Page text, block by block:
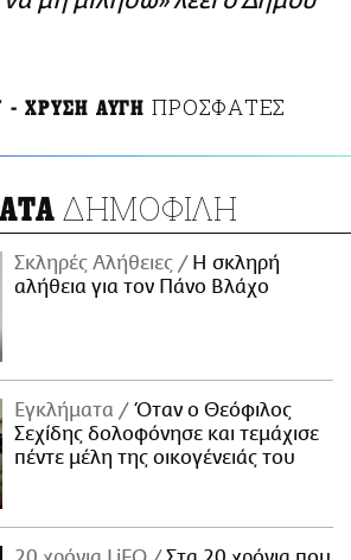
- ΧΡΥΣΗ ΑΥΓΗ ΠΡΟΣΦΑΤΕΣ
ΔΗΜΟΦΙΛΗ
Σκληρές Αλήθειες
H σκληρή
αλήθεια για τον Πάνο Βλάχο
Εγκλήματα
Όταν ο Θεόφιλος
Σεχίδης δολοφόνησε και τεμάχισε
πέντε μέλη της οικογένειάς του